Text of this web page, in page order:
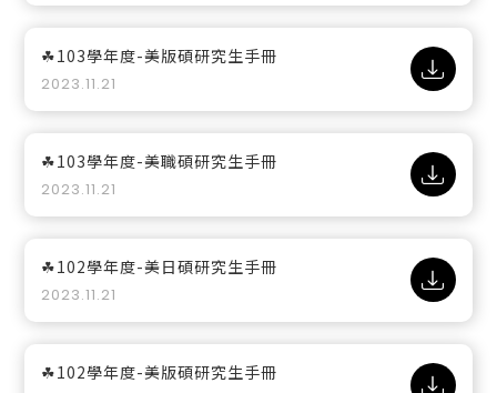
☘103學年度-美版碩研究生手冊
2023.11.21
☘103學年度-美職碩研究生手冊
2023.11.21
☘102學年度-美日碩研究生手冊
2023.11.21
☘102學年度-美版碩研究生手冊